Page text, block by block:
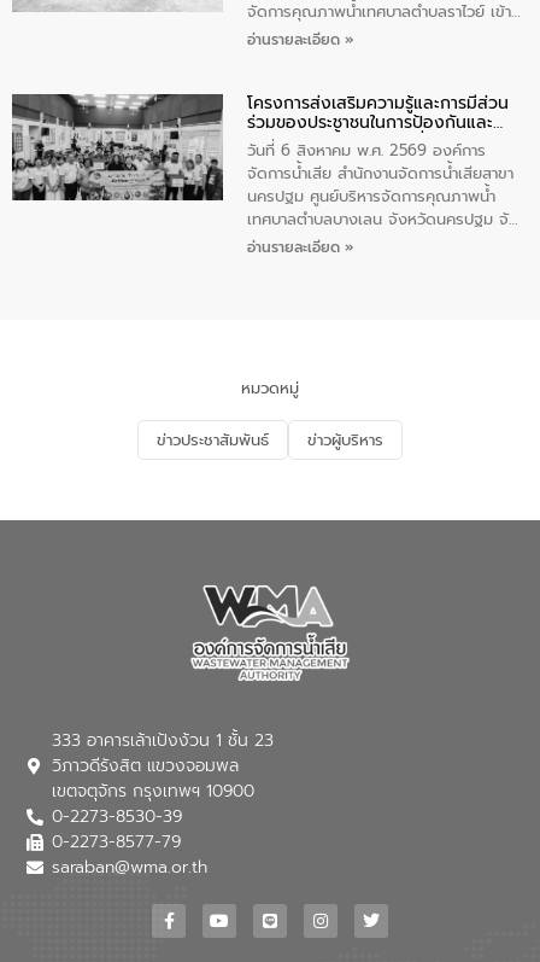
จัดการคุณภาพน้ำเทศบาลตำบลราไวย์ เข้า
ร่วมโครงการราไวย์สวยด้วยมือและใจเรา
ประชาชน ตัวแทนจากโรงแรมต่างๆ ในเขต
เทศบาลตำบลราไวย์ ศูนย์บริหารจัดการ
คุณภาพน้ำเทศบาลตำบลราไวย์ นำโดยนาย
น้อย แก้วเศษ ผู้จัดการสำนักงานจัดการน้ำ
เสียสาขาภูเก็ต พร้อมด้วยเจ้าหน้าที่ จำนวน
5 คน ร่วมทำกิจกรรม ทำความสะอาด
ชายหาดและแหล่งท่องเที่ยว ณ บริเวณ
อ่านรายละเอียด »
โครงการส่งเสริมความรู้และการมีส่วน
ร่วมของประชาชนในการป้องกันและ
แก้ไขปัญหาน้ำเสียอย่างยั่งยืน
วันที่ 6 สิงหาคม พ.ศ. 2569 องค์การ
จัดการน้ำเสีย สำนักงานจัดการน้ำเสียสาขา
นครปฐม ศูนย์บริหารจัดการคุณภาพน้ำ
เทศบาลตำบลบางเลน จังหวัดนครปฐม จัด
กิจกรรมภายใต้โครงการส่งเสริมความรู้และ
จัดการน้ำเสียและสร้างจิตสำนึกในการ
อนุรักษ์สิ่งแวดล้อม ในหัวข้อ “น้ำเสียชุมชน
และการบำบัดน้ำเสียเบื้องต้น” โดยให้ความรู้
เกี่ยวกับสาเหตุและผลกระทบของน้ำเสีย
ณ เทศบาลตำบลบางเลน จังหวัดนครปฐม
อ่านรายละเอียด »
หมวดหมู่
ข่าวประชาสัมพันธ์ ข่าวผู้บริหาร
333 อาคารเล้าเป้งง้วน 1 ชั้น 23
วิภาวดีรังสิต แขวงจอมพล
เขตจตุจักร กรุงเทพฯ 10900
0-2273-8530-39
0-2273-8577-79
saraban@wma.or.th